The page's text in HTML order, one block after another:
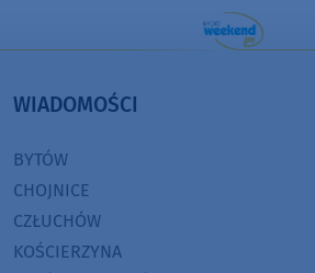
WIADOMOŚCI
BYTÓW
CHOJNICE
CZŁUCHÓW
KOŚCIERZYNA